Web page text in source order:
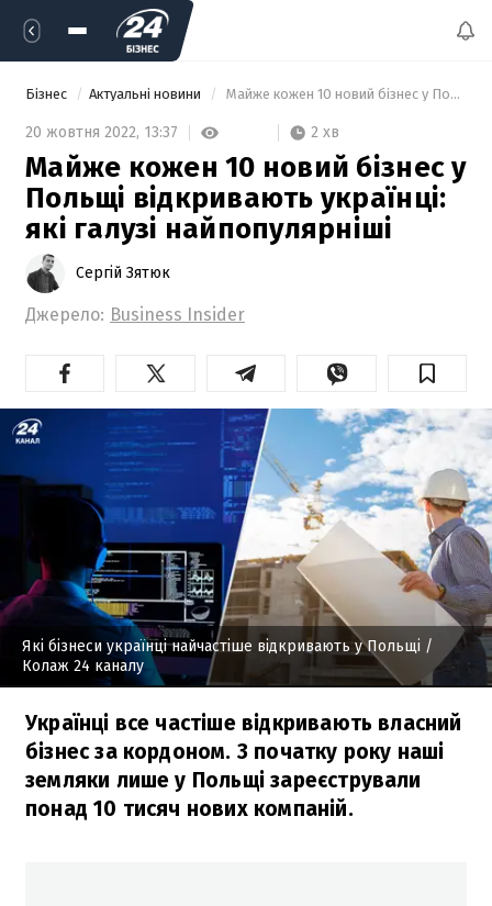
Бізнес Актуальні новини Майже кожен 10 новий бізнес у Польщі відкривають українці: які галузі найпопулярніші
20 жовтня 2022, 13:37 2 хв
Майже кожен 10 новий бізнес у
Польщі відкривають українці:
які галузі найпопулярніші
Сергій Зятюк
Джерело: Business Insider
Які бізнеси українці найчастіше відкривають у Польщі /
Колаж 24 каналу
Українці все частіше відкривають власний
бізнес за кордоном. З початку року наші
земляки лише у Польщі зареєстрували
понад 10 тисяч нових компаній.